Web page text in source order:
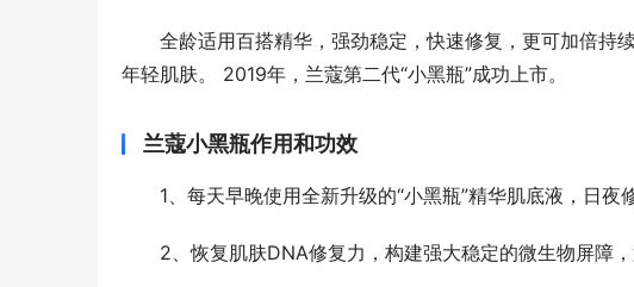
全龄适用百搭精华，强劲稳定，快速修复，更可加倍持
年轻肌肤。 2019年，兰蔻第二代“小黑瓶”成功上市。
兰蔻小黑瓶作用和功效
1、每天早晚使用全新升级的“小黑瓶”精华肌底液，日夜
2、恢复肌肤DNA修复力，构建强大稳定的微生物屏障